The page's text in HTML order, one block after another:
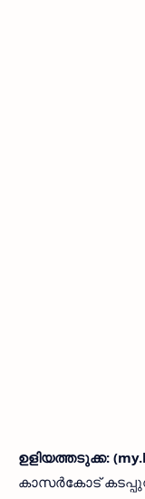
ഉളിയത്തടുക്ക:
കാസര്‍കോട്